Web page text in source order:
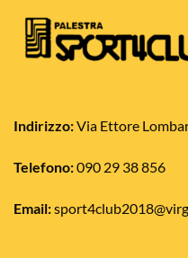
Indirizzo:Via Ettore
Telefono:090 29 38 856
Email: